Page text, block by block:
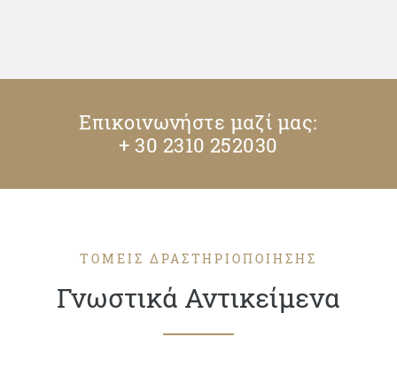
Επικοινωνήστε μαζί μας:
+ 30 2310 252030
ΤΟΜΕΙΣ ΔΡΑΣΤΗΡΙΟΠΟΙΗΣΗΣ
Γνωστικά Αντικείμενα